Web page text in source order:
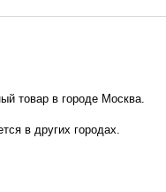
товар в городе Москва.
в других городах.